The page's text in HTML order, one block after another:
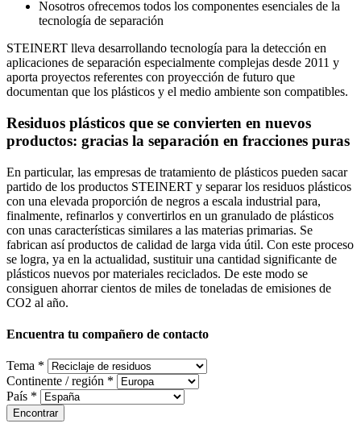
Nosotros ofrecemos todos los componentes esenciales de la
tecnología de separación
STEINERT lleva desarrollando tecnología para la detección en
aplicaciones de separación especialmente complejas desde 2011 y
aporta proyectos referentes con proyección de futuro que
documentan que los plásticos y el medio ambiente son compatibles.
Residuos plásticos que se convierten en nuevos
productos: gracias la separación en fracciones puras
En particular, las empresas de tratamiento de plásticos pueden sacar
partido de los productos STEINERT y separar los residuos plásticos
con una elevada proporción de negros a escala industrial para,
finalmente, refinarlos y convertirlos en un granulado de plásticos
con unas características similares a las materias primarias. Se
fabrican así productos de calidad de larga vida útil. Con este proceso
se logra, ya en la actualidad, sustituir una cantidad significante de
plásticos nuevos por materiales reciclados. De este modo se
consiguen ahorrar cientos de miles de toneladas de emisiones de
CO2 al año.
Encuentra tu compañero de contacto
Tema *
Continente / región *
País *